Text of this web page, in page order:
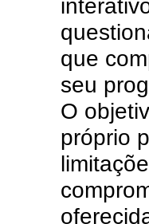
que
seu
O
próprio